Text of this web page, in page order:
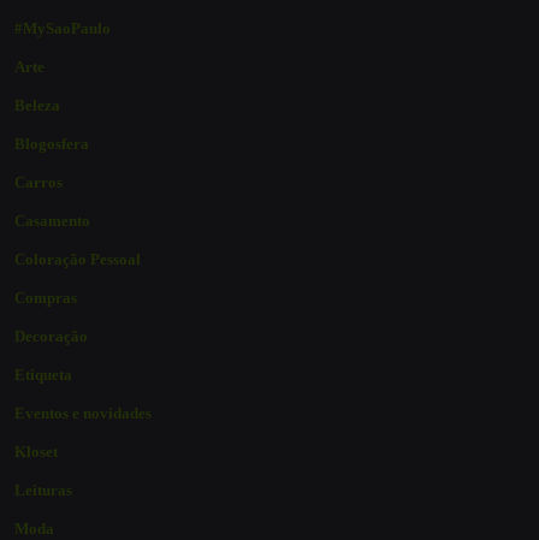
#MySaoPaulo
Arte
Beleza
Blogosfera
Carros
Casamento
Coloração Pessoal
Compras
Decoração
Etiqueta
Eventos e novidades
Kloset
Leituras
Moda